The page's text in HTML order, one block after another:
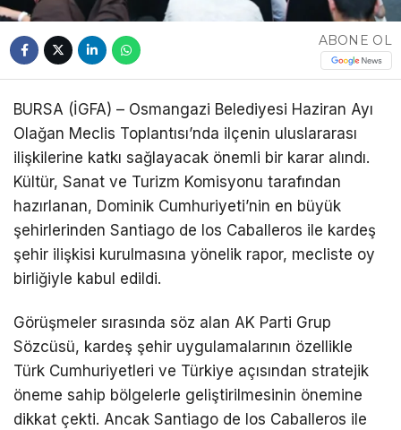
ABONE OL
BURSA (İGFA) – Osmangazi Belediyesi Haziran Ayı
Olağan Meclis Toplantısı’nda ilçenin uluslararası
ilişkilerine katkı sağlayacak önemli bir karar alındı.
Kültür, Sanat ve Turizm Komisyonu tarafından
hazırlanan, Dominik Cumhuriyeti’nin en büyük
şehirlerinden Santiago de los Caballeros ile kardeş
şehir ilişkisi kurulmasına yönelik rapor, mecliste oy
birliğiyle kabul edildi.
Görüşmeler sırasında söz alan AK Parti Grup
Sözcüsü, kardeş şehir uygulamalarının özellikle
Türk Cumhuriyetleri ve Türkiye açısından stratejik
öneme sahip bölgelerle geliştirilmesinin önemine
dikkat çekti. Ancak Santiago de los Caballeros ile